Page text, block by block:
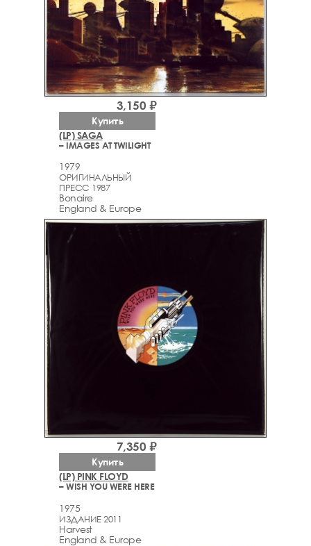
(LP) SAGA
– IMAGES AT TWILIGHT
1979
ОРИГИНАЛЬНЫЙ
ПРЕСС 1987
Bonaire
England & Europe
3,150 ₽
Купить
(LP) PINK FLOYD
– WISH YOU WERE HERE
1975
ИЗДАНИЕ 2011
Harvest
England & Europe
7,350 ₽
Купить